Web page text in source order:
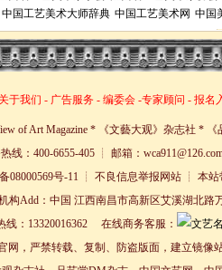
中国工艺美术大师辞典 中国工艺美术网 中国
关于我们 - 广告服务- 编委会-专家顾问 - 报名
of Art Magazine * 《文藝大观》杂志社 *
线：400-6655-405 ┊ 邮箱：
08000569号-11 ┊ 不良信息举报网站 ┊ 本
构Add：中国 江西南昌市高新区艾溪湖北
线：13320016362 在线商务客服：
网，严禁转载、复制、防盗版面，建立镜